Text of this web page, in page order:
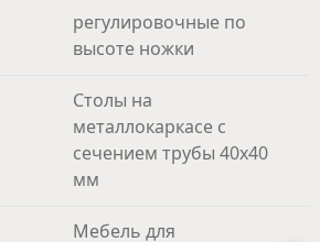
регулировочные по
высоте ножки
Столы на
металлокаркасе с
сечением трубы 40х40
мм
Мебель для